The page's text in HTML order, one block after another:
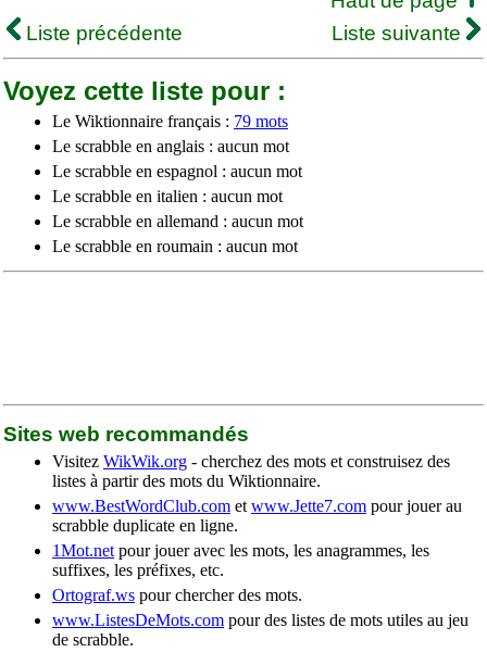
Liste précédente
Liste suivante
Voyez cette liste pour :
Le Wiktionnaire français : 79 mots
Le scrabble en anglais : aucun mot
Le scrabble en espagnol : aucun mot
Le scrabble en italien : aucun mot
Le scrabble en allemand : aucun mot
Le scrabble en roumain : aucun mot
Sites web recommandés
Visitez WikWik.org - cherchez des mots et construisez des
listes à partir des mots du Wiktionnaire.
www.BestWordClub.com et www.Jette7.com pour jouer au
scrabble duplicate en ligne.
1Mot.net pour jouer avec les mots, les anagrammes, les
suffixes, les préfixes, etc.
Ortograf.ws pour chercher des mots.
www.ListesDeMots.com pour des listes de mots utiles au jeu
de scrabble.